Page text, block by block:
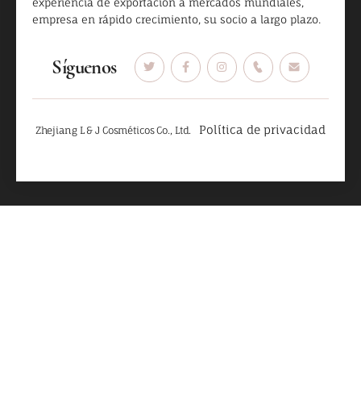
empresa en rápido crecimiento, su socio a largo plazo.
Síguenos
Zhejiang L & J Cosméticos Co., Ltd. Política de privacidad